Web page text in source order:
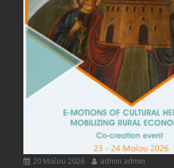
20 Μαΐου 2026 admin admin